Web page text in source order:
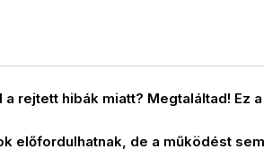
rejtett hibák miatt? Megtaláltad! Ez
előfordulhatnak, de a működést